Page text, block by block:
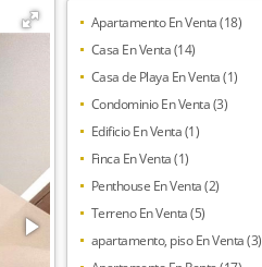
Apartamento En Venta (18)
Casa En Venta (14)
Casa de Playa En Venta (1)
Condominio En Venta (3)
Edificio En Venta (1)
Finca En Venta (1)
Penthouse En Venta (2)
Terreno En Venta (5)
apartamento, piso En Venta (3)